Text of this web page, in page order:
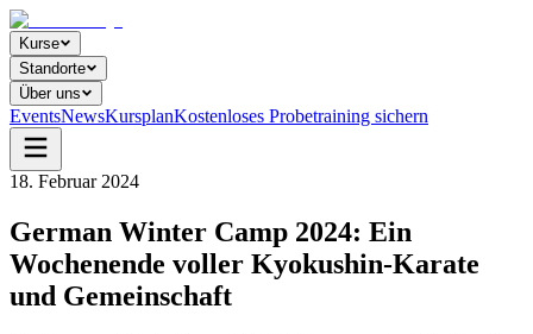
Kurse
Standorte
Über uns
EventsNewsKursplanKostenloses Probetraining sichern
18. Februar 2024
German Winter Camp 2024: Ein
Wochenende voller Kyokushin-Karate
und Gemeinschaft